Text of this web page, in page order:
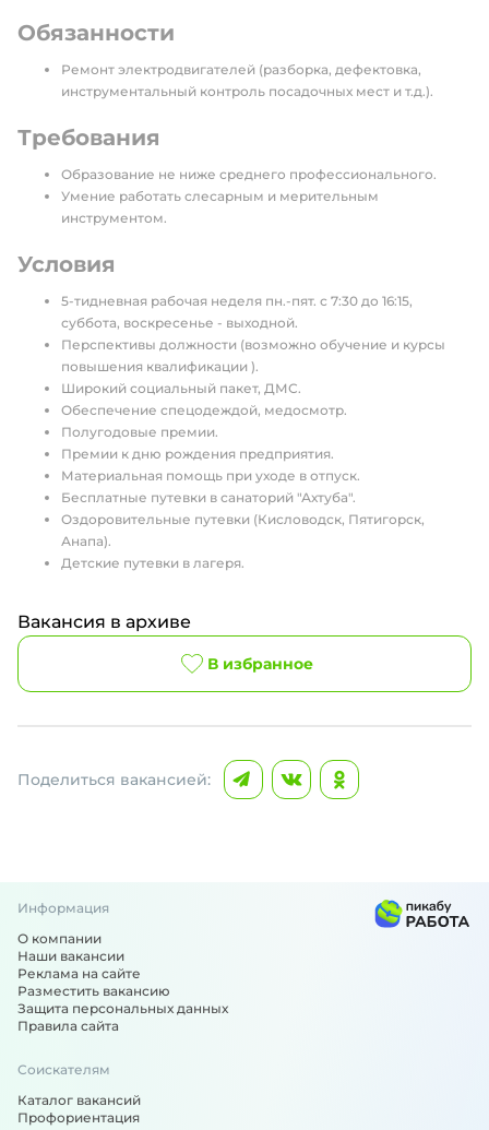
Обязанности
Ремонт электродвигателей (разборка, дефектовка,
инструментальный контроль посадочных мест и т.д.).
Требования
Образование не ниже среднего профессионального.
Умение работать слесарным и мерительным
инструментом.
Условия
5-тидневная рабочая неделя пн.-пят. с 7:30 до 16:15,
суббота, воскресенье - выходной.
Перспективы должности (возможно обучение и курсы
повышения квалификации ).
Широкий социальный пакет, ДМС.
Обеспечение спецодеждой, медосмотр.
Полугодовые премии.
Премии к дню рождения предприятия.
Материальная помощь при уходе в отпуск.
Бесплатные путевки в санаторий "Ахтуба".
Оздоровительные путевки (Кисловодск, Пятигорск,
Анапа).
Детские путевки в лагеря.
Вакансия в архиве
В избранное
Поделиться вакансией:
Информация
О компании
Наши вакансии
Реклама на сайте
Разместить вакансию
Защита персональных данных
Правила сайта
Соискателям
Каталог вакансий
Профориентация